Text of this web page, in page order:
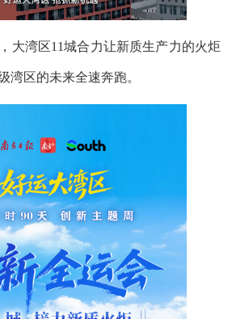
湾区11城合力让新质生产力的火炬
湾区的未来全速奔跑。